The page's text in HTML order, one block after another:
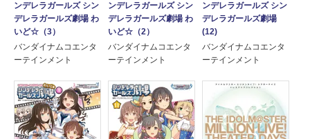
ンデレラガールズ シン
デレラガールズ劇場 わ
いど☆（3）
バンダイナムコエンタ
ーテインメント
ンデレラガールズ シン
デレラガールズ劇場 わ
いど☆（2）
バンダイナムコエンタ
ーテインメント
ンデレラガールズ シン
デレラガールズ劇場
(12)
バンダイナムコエンタ
ーテインメント